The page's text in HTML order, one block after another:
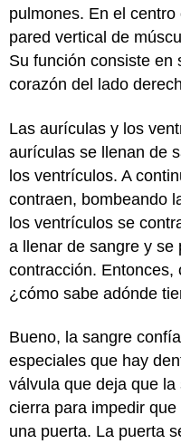
pulmones. En el
pared vertical de
Su función consiste en
corazón del lado
Las aurículas y los
aurículas se llenan de
los ventrículos. A
contraen, bombeando
los ventrículos se
a llenar de sangre y se
contracción. Entonces,
¿cómo sabe adónde
Bueno, la sangre
especiales que hay
válvula que deja que
cierra para impedir
una puerta. La puerta